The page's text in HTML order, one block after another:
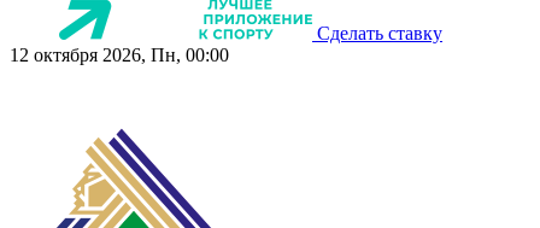
Сделать ставку
12 октября 2026, Пн, 00:00